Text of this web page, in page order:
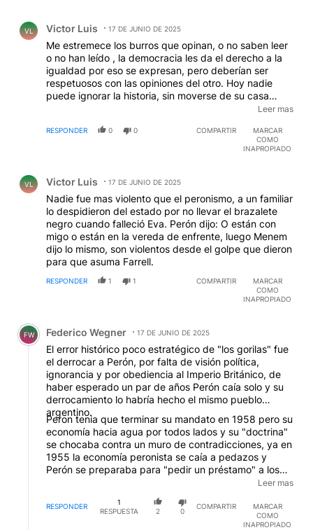
VL Victor Luis 17 DE JUNIO DE 2025
Me estremece los burros que opinan, o no saben leer
o no han leído , la democracia les da el derecho a la
igualdad por eso se expresan, pero deberían ser
respetuosos con las opiniones del otro. Hoy nadie
puede ignorar la historia, sin moverse de su casa
pueden usar el telefonito o youtube, en este último
de la historia reciente.
Leer mas
RESPONDER 0 0 COMPARTIR
MARCAR
COMO
INAPROPIADO
VL Victor Luis 17 DE JUNIO DE 2025
Nadie fue mas violento que el peronismo, a un familiar
lo despidieron del estado por no llevar el brazalete
negro cuando falleció Eva. Perón dijo: O están con
migo o están en la vereda de enfrente, luego Menem
dijo lo mismo, son violentos desde el golpe que dieron
para que asuma Farrell.
RESPONDER 1 1 COMPARTIR
MARCAR
COMO
INAPROPIADO
Comentario de Federico Wegner.
FW Federico Wegner 17 DE JUNIO DE 2025
El error histórico poco estratégico de "los gorilas" fue
el derrocar a Perón, por falta de visión política,
ignorancia y por obediencia al Imperio Británico, de
haber esperado un par de años Perón caía solo y su
derrocamiento lo habría hecho el mismo pueblo
argentino.
Peron tenia que terminar su mandato en 1958 pero su
economía hacia agua por todos lados y su "doctrina"
se chocaba contra un muro de contradicciones, ya en
1955 la economía peronista se caía a pedazos y
Perón se preparaba para "pedir un préstamo" a los
Estados Unidos a través del hermano del Presidente
Dwight Eisenhower que había visitado a Perón en
Argentina un año antes de su derrocamiento, Perón ya
estaba con la escupidera pidiendo un préstamo para
Leer mas
RESPONDER
1
RESPUESTA
2 0
COMPARTIR
MARCAR
COMO
INAPROPIADO